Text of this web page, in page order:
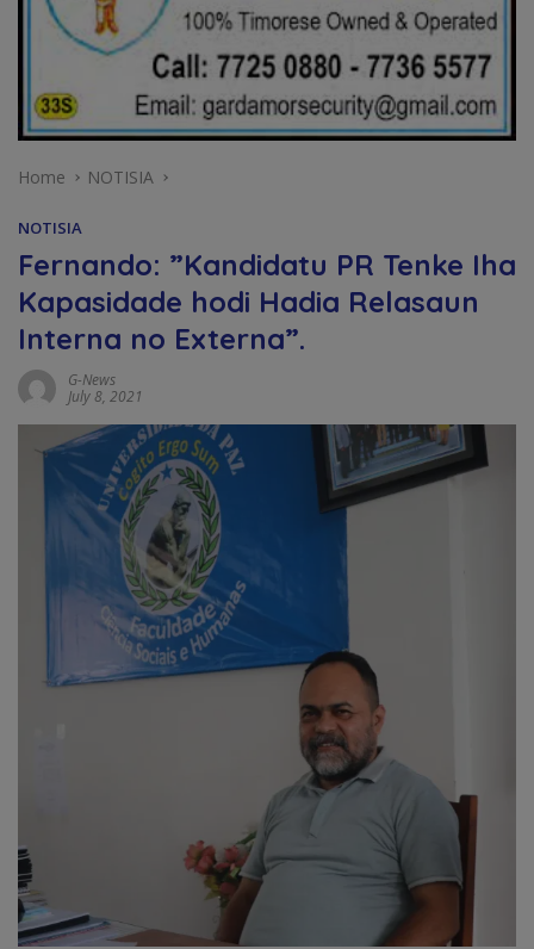
Home NOTISIA
NOTISIA
Fernando: ”Kandidatu PR Tenke Iha
Kapasidade hodi Hadia Relasaun
Interna no Externa”.
G-News
July 8, 2021